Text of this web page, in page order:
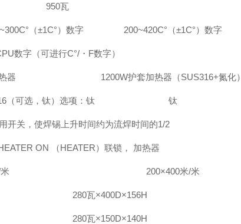
950瓦
（±1C°） 数字 200~420C°（±1C°） 数字
数字（可进行C°/・F数字）
器 1200W护套加热器 （SUS316+氮化）
（可选，钛） 选项：钛 钛
开关，使焊锡上升时间约为流焊时间的1/2
ON （HEATER） 联锁， 加热器
200×400米/米
280瓦×400D×156H
280瓦×150D×140H